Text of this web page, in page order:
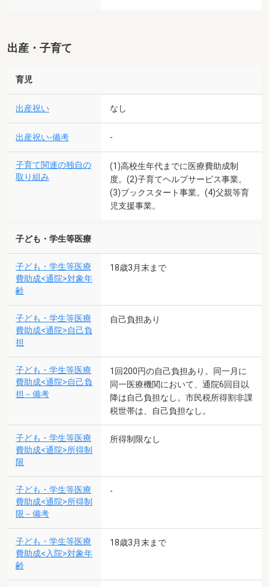
出産・子育て
育児
出産祝い なし
出産祝い-備考 -
子育て関連の独自の
取り組み
(1)高校生年代までに医療費助成制
度。(2)子育てヘルプサービス事業。
(3)ブックスタート事業。(4)父親等育
児支援事業。
子ども・学生等医療
子ども・学生等医療
費助成<通院>対象年
齢
18歳3月末まで
子ども・学生等医療
費助成<通院>自己負
担
自己負担あり
子ども・学生等医療
費助成<通院>自己負
担－備考
1回200円の自己負担あり。同一月に
同一医療機関において、通院6回目以
降は自己負担なし。市民税所得割非課
税世帯は、自己負担なし。
子ども・学生等医療
費助成<通院>所得制
限
所得制限なし
子ども・学生等医療
費助成<通院>所得制
限－備考
-
子ども・学生等医療
費助成<入院>対象年
齢
18歳3月末まで